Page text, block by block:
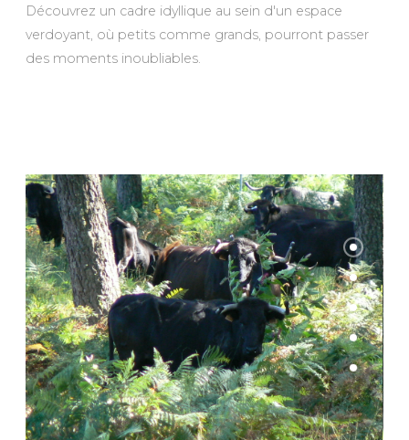
Découvrez un cadre idyllique au sein d'un espace
verdoyant, où petits comme grands, pourront passer
des moments inoubliables.